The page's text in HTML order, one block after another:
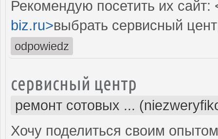
Рекомендую посетить их сайт:
biz.ru>выбрать сервисный
odpowiedz
сервисный центр
ремонт сотовых ...
Хочу поделиться своим